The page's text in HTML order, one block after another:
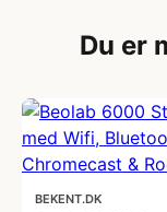
Du er
BEKENT.DK